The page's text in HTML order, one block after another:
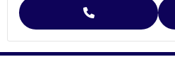
Agitador para Separação de